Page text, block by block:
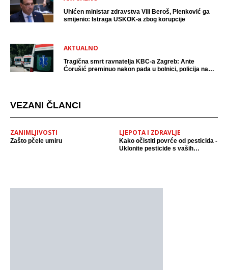
Uhićen ministar zdravstva Vili Beroš, Plenković ga
smijenio: Istraga USKOK-a zbog korupcije
AKTUALNO
Tragična smrt ravnatelja KBC-a Zagreb: Ante
Ćorušić preminuo nakon pada u bolnici, policija na
VEZANI ČLANCI
ZANIMLJIVOSTI
Zašto pčele umiru
LJEPOTA I ZDRAVLJE
Kako očistiti povrće od pesticida -
Uklonite pesticide s vaših